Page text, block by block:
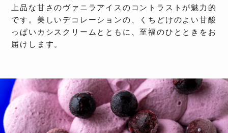
上品な甘さのヴァニラアイスのコントラストが魅力的
です。美しいデコレーションの、くちどけのよい甘酸
っぱいカシスクリームとともに、至福のひとときをお
届けします。